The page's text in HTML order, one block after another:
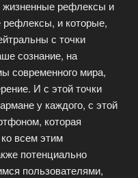
рефлексы и
рефлексы, и которые,
с точки
сознание, на
современного мира,
И с этой точки
у каждого, с этой
которая
всем этим
потенциально
пользователями,